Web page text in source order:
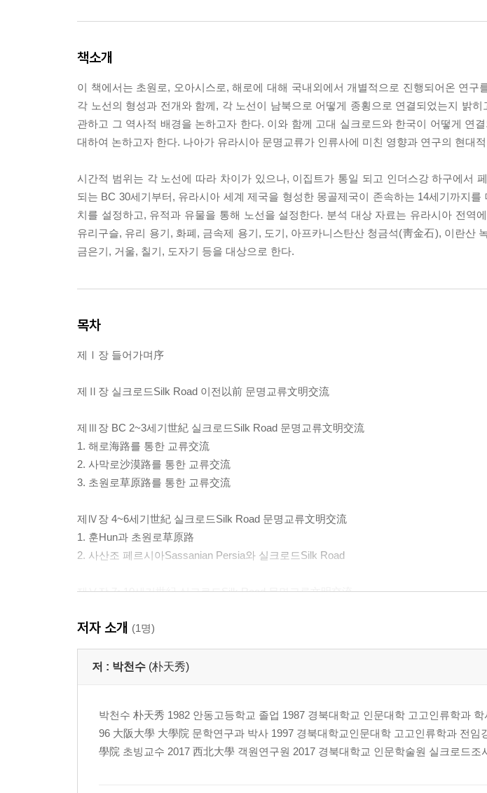
책소개
이 책에서는 초원로, 오아시스로, 해로에 대해 국내외에서 개별적으로 진행되어온 연
각 노선의 형성과 전개와 함께, 각 노선이 남북으로 어떻게 종횡으로 연결되었는지 밝
관하고 그 역사적 배경을 논하고자 한다. 이와 함께 고대 실크로드와 한국이 어떻게 연
대하여 논하고자 한다. 나아가 유라시아 문명교류가 인류사에 미친 영향과 연구의 현대
시간적 범위는 각 노선에 따라 차이가 있으나, 이집트가 통일 되고 인더스강 하구에서
되는 BC 30세기부터, 유라시아 세계 제국을 형성한 몽골제국이 존속하는 14세기까지
치를 설정하고, 유적과 유물을 통해 노선을 설정한다. 분석 대상 자료는 유라시아 전역
유리구슬, 유리 용기, 화폐, 금속제 용기, 도기, 아프카니스탄산 청금석(靑金石), 이란산
금은기, 거울, 칠기, 도자기 등을 대상으로 한다.
목차
제Ⅰ장 들어가며序
제Ⅱ장 실크로드Silk Road 이전以前 문명교류文明交流
제Ⅲ장 BC 2~3세기世紀 실크로드Silk Road 문명교류文明交流
1. 해로海路를 통한 교류交流
2. 사막로沙漠路를 통한 교류交流
3. 초원로草原路를 통한 교류交流
제Ⅳ장 4~6세기世紀 실크로드Silk Road 문명교류文明交流
1. 훈Hun과 초원로草原路
2. 사산조 페르시아Sassanian Persia와 실크로드Silk Road
제Ⅴ장 7~10세기世紀 실크로드Silk Road 문명교류文明交流
2. 이슬람Islam, 당唐과 실크로드Silk Road
3. 신라新羅, 발해渤海와 실크로드Silk Road
2. 고려高麗와 실크로드Silk Road
제Ⅶ장 맺음말結
저자 소개 (1명)
저 : 박천수 (朴天秀)
박천수 朴天秀 1982 안동고등학교 졸업 1987 경북대학교 인문대학 고고인류학과
96 大阪大學 大學院 문학연구과 박사 1997 경북대학교인문대학 고고인류학과 전임
學院 초빙교수 2017 西北大學 객원연구원 2017 경북대학교 인문학술원 실크로드